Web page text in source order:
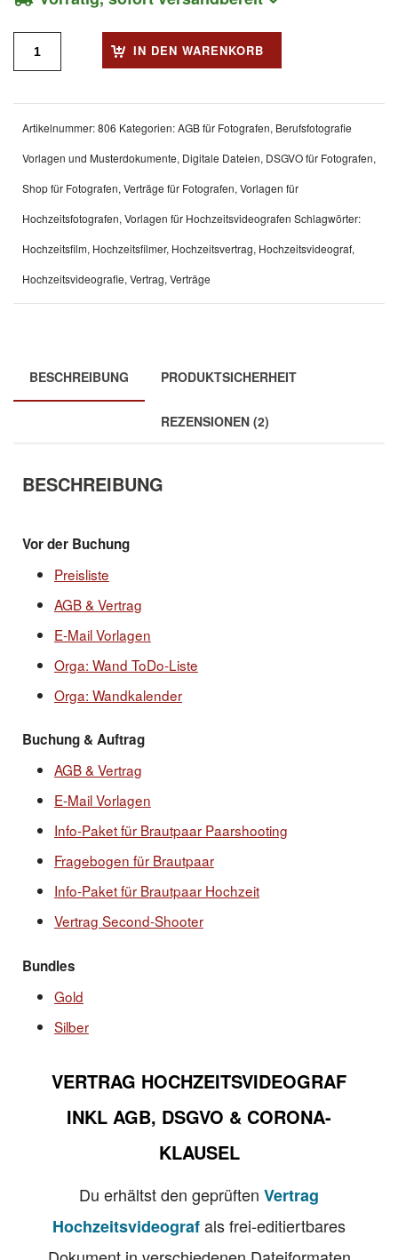
IN DEN WARENKORB
Artikelnummer:806 Kategorien:AGB für Fotografen, Berufsfotografie
Vorlagen und Musterdokumente, Digitale Dateien, DSGVO für Fotografen,
Shop für Fotografen, Verträge für Fotografen, Vorlagen für
Hochzeitsfotografen, Vorlagen für Hochzeitsvideografen Schlagwörter:
Hochzeitsfilm, Hochzeitsfilmer, Hochzeitsvertrag, Hochzeitsvideograf,
Hochzeitsvideografie, Vertrag, Verträge
BESCHREIBUNG PRODUKTSICHERHEIT
REZENSIONEN (2)
BESCHREIBUNG
Vor der Buchung
Preisliste
AGB & Vertrag
E-Mail Vorlagen
Orga: Wand ToDo-Liste
Orga: Wandkalender
Buchung & Auftrag
AGB & Vertrag
E-Mail Vorlagen
Info-Paket für Brautpaar Paarshooting
Fragebogen für Brautpaar
Info-Paket für Brautpaar Hochzeit
Vertrag Second-Shooter
Bundles
Gold
Silber
VERTRAG HOCHZEITSVIDEOGRAF
INKL AGB, DSGVO & CORONA-
KLAUSEL
Du erhältst den geprüften Vertrag
Hochzeitsvideografals frei-editiertbares